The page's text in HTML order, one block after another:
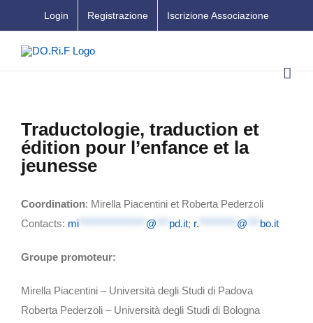
al
contenuto
Login Registrazione Iscrizione Associazione
Traductologie, traduction et
édition pour l’enfance et la
jeunesse
Coordination: Mirella Piacentini et Roberta Pederzoli
Contacts: mi @ pd.it; r. @ bo.it
Groupe promoteur:
Mirella Piacentini – Università degli Studi di Padova
Roberta Pederzoli – Università degli Studi di Bologna